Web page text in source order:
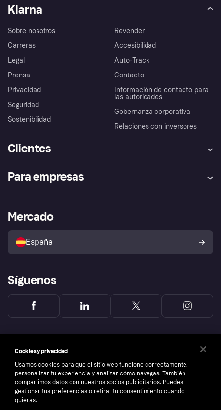
Klarna
Sobre nosotros
Carreras
Legal
Prensa
Privacidad
Seguridad
Sostenibilidad
Revender
Accesibilidad
Auto-Track
Contacto
Información de contacto para
las autoridades
Gobernanza corporativa
Relaciones con inversores
Clientes
Inicio de sesión
Directorio de tiendas
Política de protección al
comprador de Klarna
Reclamaciones
Para empresas
Acceso empresas
Mercado
España
Síguenos
Cookies y privacidad
Usamos cookies para que el sitio web funcione correctamente,
personalizar tu experiencia y analizar cómo navegas. También
compartimos datos con nuestros socios publicitarios. Puedes
gestionar tus preferencias o retirar tu consentimiento cuando
quieras.